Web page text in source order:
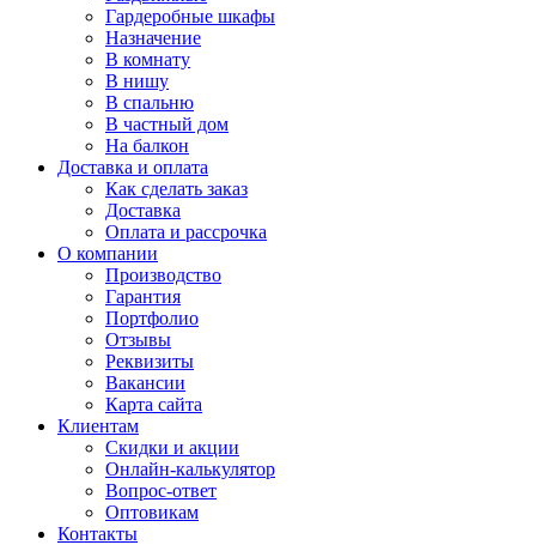
Гардеробные шкафы
Назначение
В комнату
В нишу
В спальню
В частный дом
На балкон
Доставка и оплата
Как сделать заказ
Доставка
Оплата и рассрочка
О компании
Производство
Гарантия
Портфолио
Отзывы
Реквизиты
Вакансии
Карта сайта
Клиентам
Скидки и акции
Онлайн-калькулятор
Вопрос-ответ
Оптовикам
Контакты